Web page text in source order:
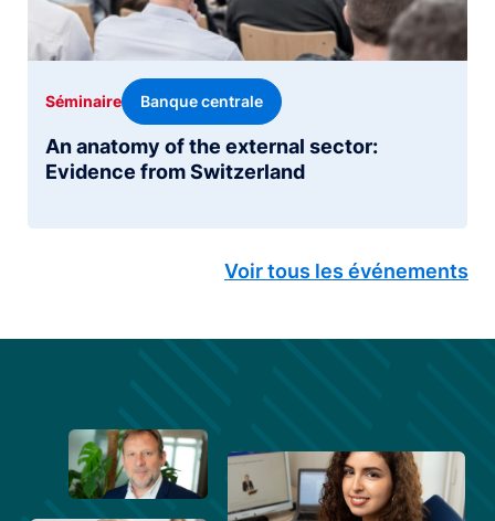
An anatomy of the external sector:
Evidence from Switzerland
Séminaire Banque centrale
Voir tous les événements